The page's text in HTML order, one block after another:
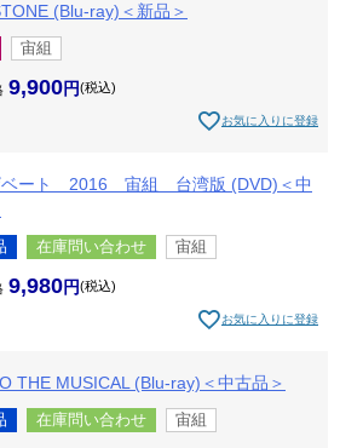
(Blu-ray)＜新品＞
宙組
9,900 税込
お気に入りに登録
ベート 2016 宙組 台湾版 (DVD)＜中
在庫問い合わせ 宙組
9,980 税込
お気に入りに登録
THE MUSICAL (Blu-ray)＜中古品＞
在庫問い合わせ 宙組